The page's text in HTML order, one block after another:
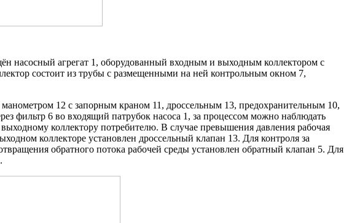
насосный агрегат 1, оборудованный входным и выходным коллектором с
состоит из трубы с размещенными на ней контрольным окном 7,
12 с запорным краном 11, дроссельным 13, предохранительным 10,
фильтр 6 во входящий патрубок насоса 1, за процессом можно наблюдать
коллектору потребителю. В случае превышения давления рабочая
коллекторе установлен дроссельный клапан 13. Для контроля за
обратного потока рабочей среды установлен обратный клапан 5. Для